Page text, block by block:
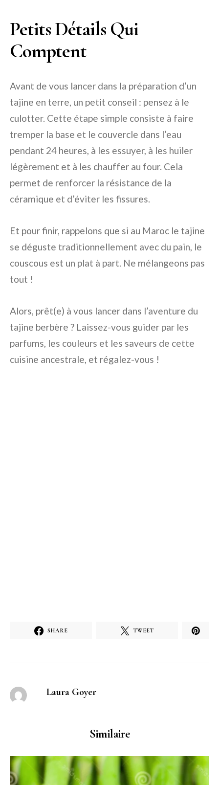
Petits Détails Qui
Comptent
Avant de vous lancer dans la préparation d’un
tajine en terre, un petit conseil : pensez à le
culotter. Cette étape simple consiste à faire
tremper la base et le couvercle dans l’eau
pendant 24 heures, à les essuyer, à les huiler
légèrement et à les chauffer au four. Cela
permet de renforcer la résistance de la
céramique et d’éviter les fissures.
Et pour finir, rappelons que si au Maroc le tajine
se déguste traditionnellement avec du pain, le
couscous est un plat à part. Ne mélangeons pas
tout !
Alors, prêt(e) à vous lancer dans l’aventure du
tajine berbère ? Laissez-vous guider par les
parfums, les couleurs et les saveurs de cette
cuisine ancestrale, et régalez-vous !
SHARE TWEET
Laura Goyer
Similaire